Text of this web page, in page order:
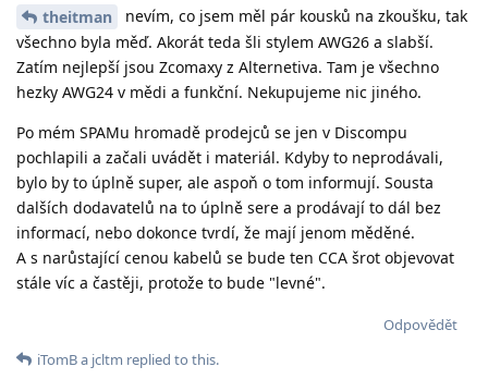
theitman
nevím, co jsem měl pár kousků na zkoušku, tak
všechno byla měď. Akorát teda šli stylem AWG26 a slabší.
Zatím nejlepší jsou Zcomaxy z Alternetiva. Tam je všechno
hezky AWG24 v mědi a funkční. Nekupujeme nic jiného.
Po mém SPAMu hromadě prodejců se jen v Discompu
pochlapili a začali uvádět i materiál. Kdyby to neprodávali,
bylo by to úplně super, ale aspoň o tom informují. Sousta
dalších dodavatelů na to úplně sere a prodávají to dál bez
informací, nebo dokonce tvrdí, že mají jenom měděné.
A s narůstající cenou kabelů se bude ten CCA šrot objevovat
stále víc a častěji, protože to bude "levné".
Odpovědět
iTomBa jcltm replied to this.